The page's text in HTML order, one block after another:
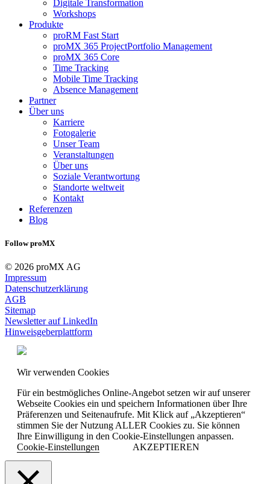
Digitale Transformation
Workshops
Produkte
proRM Fast Start
proMX 365 ProjectPortfolio Management
proMX 365 Core
Time Tracking
Mobile Time Tracking
Absence Management
Partner
Über uns
Karriere
Fotogalerie
Unser Team
Veranstaltungen
Über uns
Soziale Verantwortung
Standorte weltweit
Kontakt
Referenzen
Blog
Follow proMX
© 2026 proMX AG
Impressum
Datenschutzerklärung
AGB
Sitemap
Newsletter auf LinkedIn
Hinweisgeberplattform
Wir verwenden Cookies
Für ein bestmögliches Online-Angebot setzen wir auf unserer
Webseite Cookies ein und speichern Informationen über Ihre
Präferenzen und Seitenaufrufe. Mit Klick auf „Akzeptieren“
stimmen Sie der Nutzung ALLER Cookies zu. Sie können
Ihre Einwilligung in den Cookie-Einstellungen anpassen.
Cookie-Einstellungen
AKZEPTIEREN